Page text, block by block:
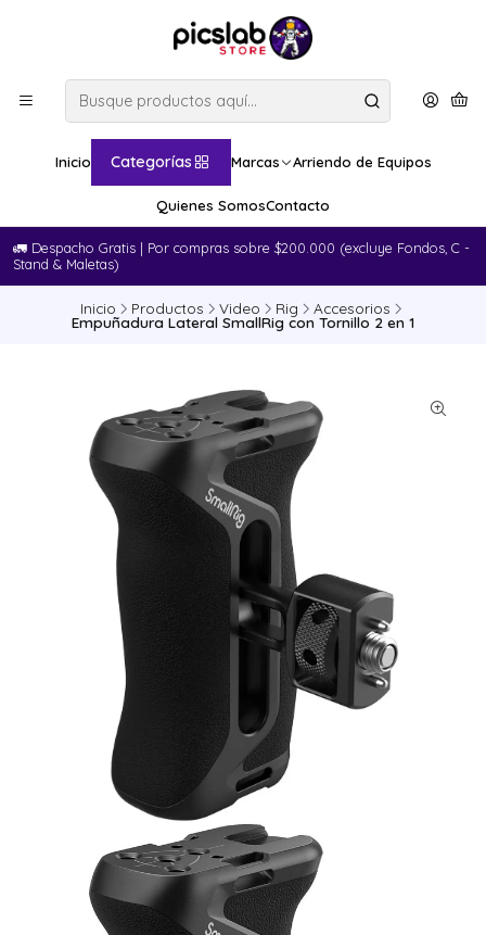
Inicio Categorías Marcas Arriendo de Equipos
Quienes SomosContacto
🚛​ Despacho Gratis | Por compras sobre $200.000 (excluye Fondos, C -
Stand & Maletas)
Inicio Productos Video Rig Accesorios
Empuñadura Lateral SmallRig con Tornillo 2 en 1